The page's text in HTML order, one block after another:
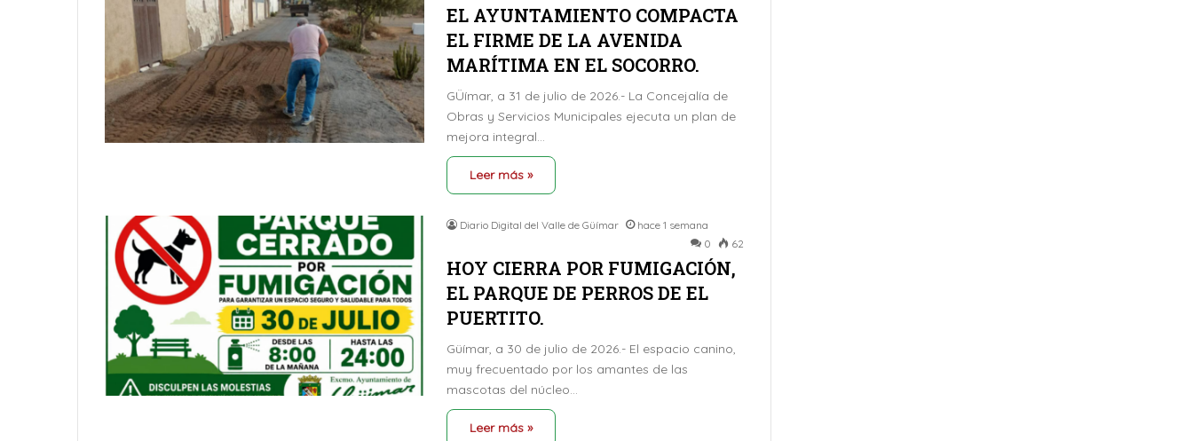
EL AYUNTAMIENTO COMPACTA
EL FIRME DE LA AVENIDA
MARÍTIMA EN EL SOCORRO.
GÜímar, a 31 de julio de 2026.- La Concejalía de
Obras y Servicios Municipales ejecuta un plan de
mejora integral…
Leer más »
Diario Digital del Valle de Güímar
hace 1 semana
0
62
HOY CIERRA POR FUMIGACIÓN,
EL PARQUE DE PERROS DE EL
PUERTITO.
Güímar, a 30 de julio de 2026.- El espacio canino,
muy frecuentado por los amantes de las
mascotas del núcleo…
Leer más »